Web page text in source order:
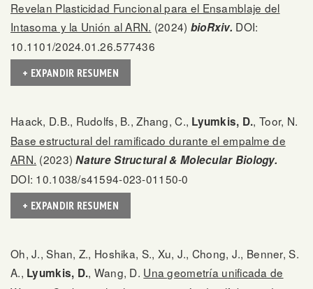
Revelan Plasticidad Funcional para el Ensamblaje del
Intasoma y la Unión al ARN. (2024) bioRxiv. DOI:
10.1101/2024.01.26.577436
+ EXPANDIR RESUMEN
Haack, D.B., Rudolfs, B., Zhang, C., Lyumkis, D., Toor, N.
Base estructural del ramificado durante el empalme de
ARN. (2023)Nature Structural & Molecular Biology.
DOI: 10.1038/s41594-023-01150-0
+ EXPANDIR RESUMEN
Oh, J., Shan, Z., Hoshika, S., Xu, J., Chong, J., Benner, S.
A., Lyumkis, D., Wang, D. Una geometría unificada de